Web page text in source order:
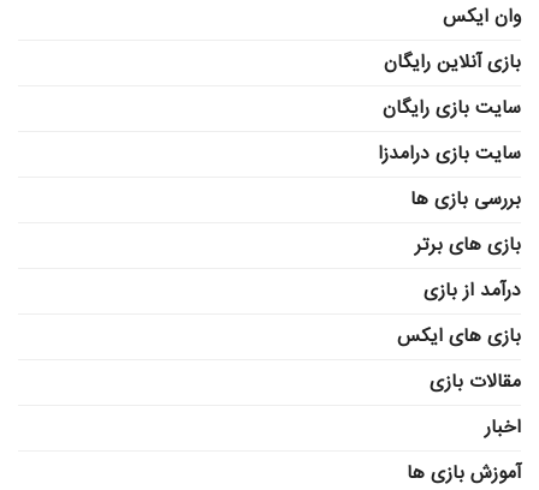
وان ایکس
بازی آنلاین رایگان
سایت بازی رایگان
سایت بازی درامدزا
بررسی بازی ها
بازی های برتر
درآمد از بازی
بازی های ایکس
مقالات بازی
اخبار
آموزش بازی ها